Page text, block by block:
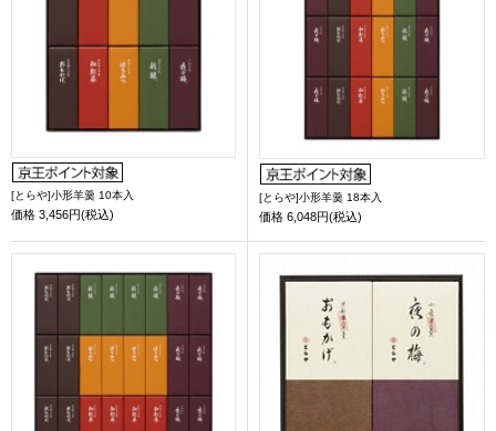
[とらや]小形羊羹 10本入
価格 3,456円(税込)
[とらや]小形羊羹 18本入
価格 6,048円(税込)